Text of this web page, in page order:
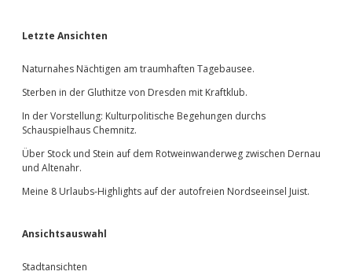
Sidebar
Letzte Ansichten
Naturnahes Nächtigen am traumhaften Tagebausee.
Sterben in der Gluthitze von Dresden mit Kraftklub.
In der Vorstellung: Kulturpolitische Begehungen durchs
Schauspielhaus Chemnitz.
Über Stock und Stein auf dem Rotweinwanderweg zwischen Dernau
und Altenahr.
Meine 8 Urlaubs-Highlights auf der autofreien Nordseeinsel Juist.
Ansichtsauswahl
Stadtansichten